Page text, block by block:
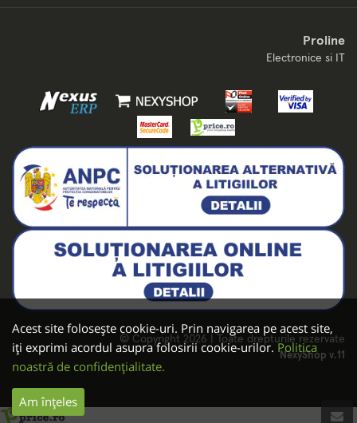
Acest site folosește cookie-uri. Prin navigarea pe acest site,
iți exprimi acordul asupra folosirii cookie-urilor.Politica
noastră de confidențialitate.
Am înțeles
Proline
Electronice si IT
© Copyright 2026 | Toate drepturile rezervate
NexyShop v.11